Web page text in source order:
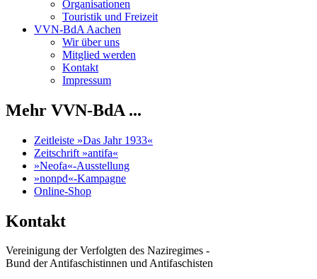
Organisationen
Touristik und Freizeit
VVN-BdA Aachen
Wir über uns
Mitglied werden
Kontakt
Impressum
Mehr VVN-BdA ...
Zeitleiste »Das Jahr 1933«
Zeitschrift »antifa«
»Neofa«-Ausstellung
»nonpd«-Kampagne
Online-Shop
Kontakt
Vereinigung der Verfolgten des Naziregimes -
Bund der Antifaschistinnen und Antifaschisten